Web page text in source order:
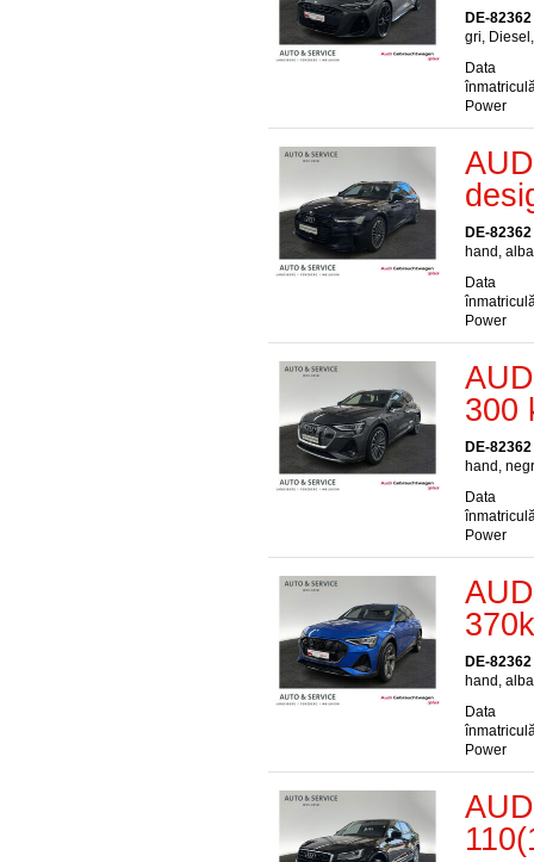
DE-
gri,
Data
Power
DE-
hand,
Data
Power
300
DE-
hand,
Data
Power
DE-
hand,
Data
Power